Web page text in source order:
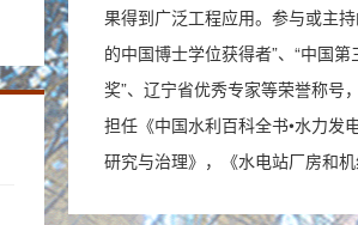
果得到广泛工程应用。参与或主
的中国博士学位获得者”、“中国
奖”、辽宁省优秀专家等荣誉称号
担任《中国水利百科全书•水力发
研究与治理》，《水电站厂房和